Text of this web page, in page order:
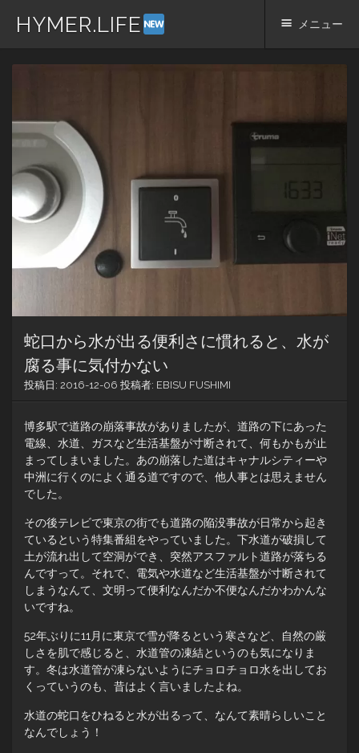
HYMER.LIFE メニュー
ン
ツ
ス
キ
プ
蛇口から水が出る便利さに慣れると、水が
腐る事に気付かない
投稿日: 2016-12-06 投稿者: EBISU FUSHIMI
博多駅で道路の崩落事故がありましたが、道路の下にあった
電線、水道、ガスなど生活基盤が寸断されて、何もかもが止
まってしまいました。あの崩落した道はキャナルシティーや
中洲に行くのによく通る道ですので、他人事とは思えません
でした。
その後テレビで東京の街でも道路の陥没事故が日常から起き
ているという特集番組をやっていました。下水道が破損して
土が流れ出して空洞ができ、突然アスファルト道路が落ちる
んですって。それで、電気や水道など生活基盤が寸断されて
しまうなんて、文明って便利なんだか不便なんだかわかんな
いですね。
52年ぶりに11月に東京で雪が降るという寒さなど、自然の厳
しさを肌で感じると、水道管の凍結というのも気になりま
す。冬は水道管が凍らないようにチョロチョロ水を出してお
くっていうのも、昔はよく言いましたよね。
水道の蛇口をひねると水が出るって、なんて素晴らしいこと
なんでしょう！